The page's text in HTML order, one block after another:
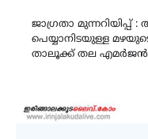
ജാ​ഗ്രതാ
പെയ്യാനിടയുള്ള
താലൂക്ക് തല